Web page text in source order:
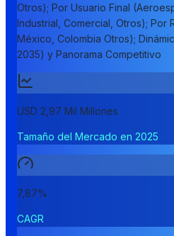
Otros); Por Usuario Final
Industrial, Comercial, Otros); Por
México, Colombia Otros);
2035) y Panorama Competitivo
USD 2,97 Mil Millones
Tamaño del Mercado en 2025
7,87%
CAGR